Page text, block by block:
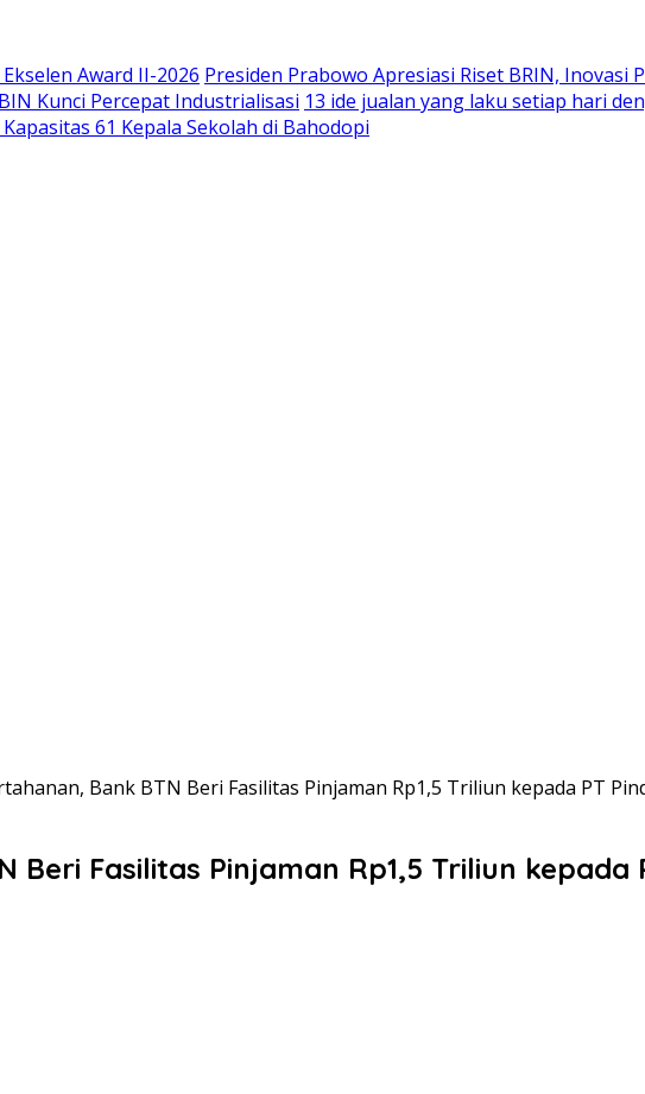
Award II-2026 Presiden Prabowo Apresiasi Riset BRIN, Inovasi
Kunci Percepat Industrialisasi 13 ide jualan yang laku setiap hari
61 Kepala Sekolah di Bahodopi
Bank BTN Beri Fasilitas Pinjaman Rp1,5 Triliun kepada PT
Fasilitas Pinjaman Rp1,5 Triliun kepada